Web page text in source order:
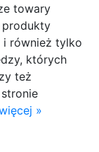
towary
i również tylko
których
też
»